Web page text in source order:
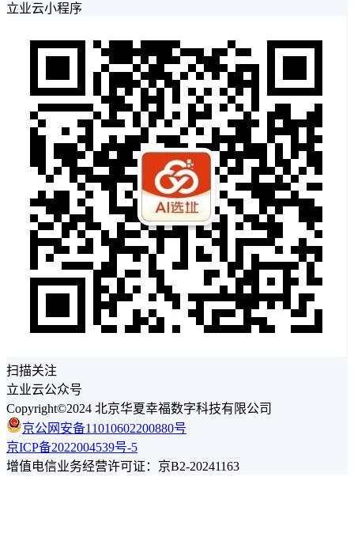
立业云小程序
扫描关注
立业云公众号
Copyright©2024 北京华夏幸福数字科技有限公司
京公网安备11010602200880号
京ICP备2022004539号-5
增值电信业务经营许可证：京B2-20241163